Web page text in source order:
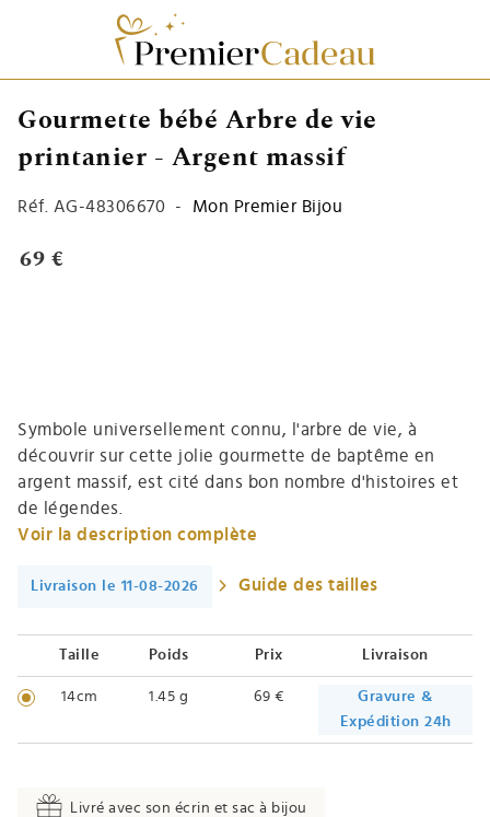
Gourmette bébé Arbre de vie
printanier - Argent massif
Réf. AG-48306670 - Mon Premier Bijou
69 €
Symbole universellement connu, l'arbre de vie, à
découvrir sur cette jolie gourmette de baptême en
argent massif, est cité dans bon nombre d'histoires et
de légendes.
Voir la description complète
Livraison le 11-08-2026 Guide des tailles
Taille Poids Prix Livraison
14cm 1.45 g 69 €
Gravure &
Expédition 24h
Livré avec son écrin et sac à bijou